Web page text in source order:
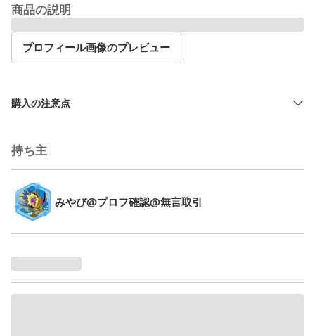
商品の説明
プロフィール画像のプレビュー
購入の注意点
持ち主
みやび@プロフ確認@無言取引